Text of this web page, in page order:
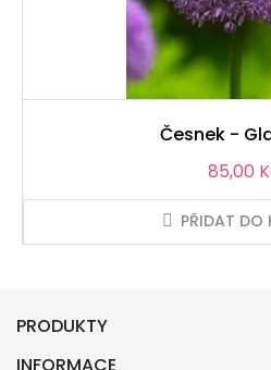
Česnek -
Cena
85,00
PŘIDAT DO
PRODUKTY
INFORMACE